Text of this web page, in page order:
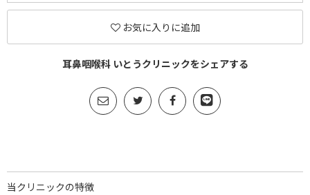
お気に入りに追加
耳鼻咽喉科 いとうクリニックをシェアする
当クリニックの特徴